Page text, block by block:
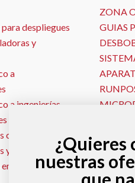
despliegues
y
a
a ingenierías
Georadar
conductos
jardines y
ZONA
GUIAS
MALLA
¿Quieres
nuestras
que